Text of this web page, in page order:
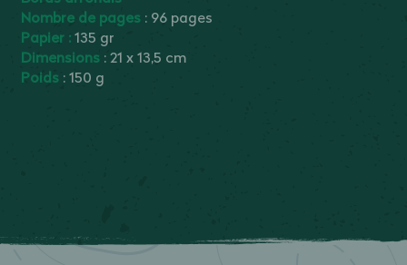
Nombre de pages : 96 pages
Papier :135 gr
Dimensions : 21 x 13,5 cm
Poids : 150 g